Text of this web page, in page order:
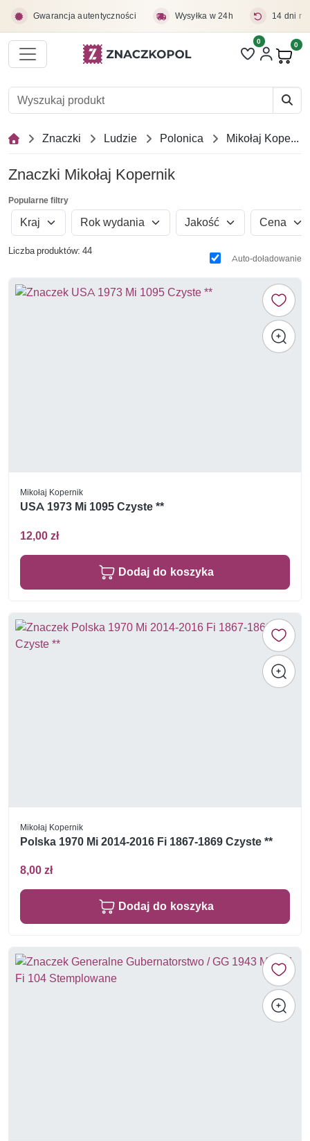
Gwarancja autentyczności Wysyłka w 24h 14 dni
Liczba pozycji
0 0
Znaczki Ludzie Polonica Mikołaj Kopernik
Znaczki Mikołaj Kopernik
Popularne filtry
Kraj Rok wydania Jakość Cena
Liczba produktów: 44
Auto-doładowanie
Mikołaj Kopernik
USA 1973 Mi 1095 Czyste **
12,00 zł
Dodaj do koszyka
Mikołaj Kopernik
Polska 1970 Mi 2014-2016 Fi 1867-1869 Czyste **
8,00 zł
Dodaj do koszyka